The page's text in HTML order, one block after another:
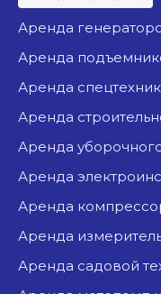
аренда
аренда
аренда
аренда
аренда
аренда
аренда
аренда
аренда садовой